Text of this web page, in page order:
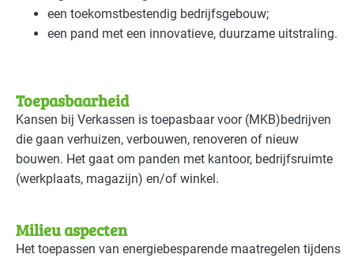
Cultuur - podia Basis
Datacenters
Detailhandel - supermarkten Basis
Detailhandel - tankstations Basis
Handel en distributie
een toekomstbestendig bedrijfsgebouw;
een pand met een innovatieve, duurzame uitstraling.
Toepasbaarheid
Kansen bij Verkassen is toepasbaar voor (MKB)bedrijven
die gaan verhuizen, verbouwen, renoveren of nieuw
bouwen. Het gaat om panden met kantoor, bedrijfsruimte
(werkplaats, magazijn) en/of winkel.
Milieu aspecten
Het toepassen van energiebesparende maatregelen tijdens